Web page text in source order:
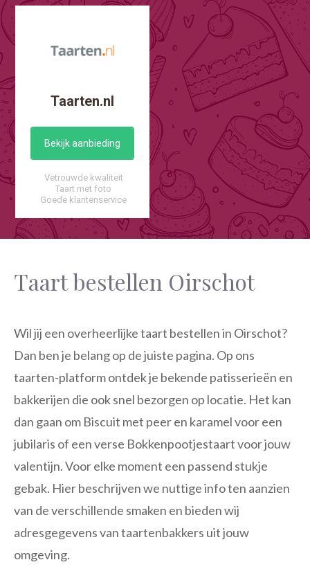
Taarten.nl
Bekijk aanbieding
Vetrouwde kwaliteit
Taart met foto
Goede klantenservice
Taart bestellen Oirschot
Wil jij een overheerlijke taart bestellen in Oirschot?
Dan ben je belang op de juiste pagina. Op ons
taarten-platform ontdek je bekende patisserieën en
bakkerijen die ook snel bezorgen op locatie. Het kan
dan gaan om Biscuit met peer en karamel voor een
jubilaris of een verse Bokkenpootjestaart voor jouw
valentijn. Voor elke moment een passend stukje
gebak. Hier beschrijven we nuttige info ten aanzien
van de verschillende smaken en bieden wij
adresgegevens van taartenbakkers uit jouw
omgeving.